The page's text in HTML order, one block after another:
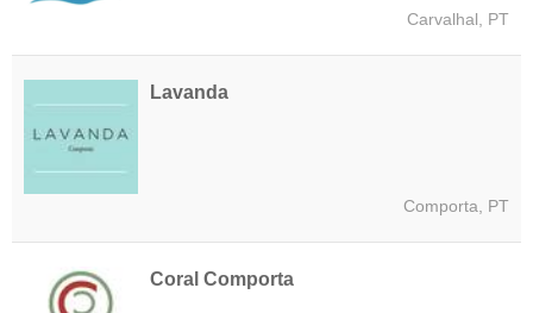
Carvalhal, PT
Lavanda
Comporta, PT
Coral Comporta